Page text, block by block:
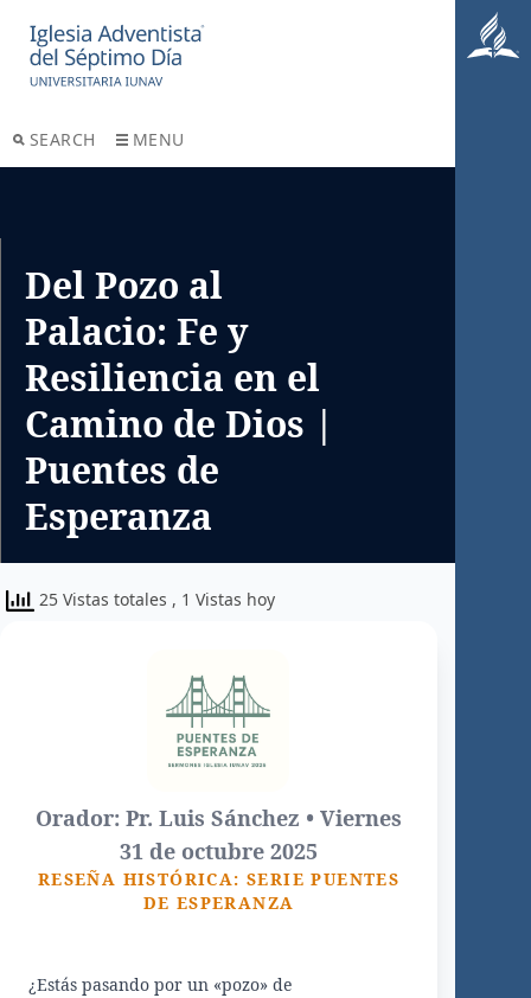
SEARCH MENU
Del Pozo al
Palacio: Fe y
Resiliencia en el
Camino de Dios |
Puentes de
Esperanza
25 Vistas totales , 1 Vistas hoy
Orador: Pr. Luis Sánchez • Viernes
31 de octubre 2025
RESEÑA HISTÓRICA: SERIE PUENTES
DE ESPERANZA
¿Estás pasando por un «pozo» de